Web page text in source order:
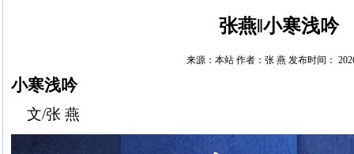
张燕‖小寒浅吟
来源：本站 作者：张 燕 发布时间：
小寒浅吟
文/张 燕